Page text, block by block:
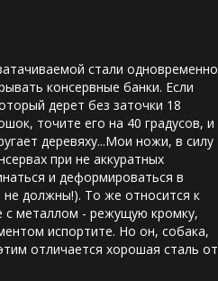
стали одновременно
консервные банки. Если
дерет без заточки 18
точите его на 40 градусов, и
деревяху...Мои ножи, в силу
при не аккуратных
и деформироваться в
должны!). То же относится к
с металлом - режущую кромку,
испортите. Но он, собака,
отличается хорошая сталь от